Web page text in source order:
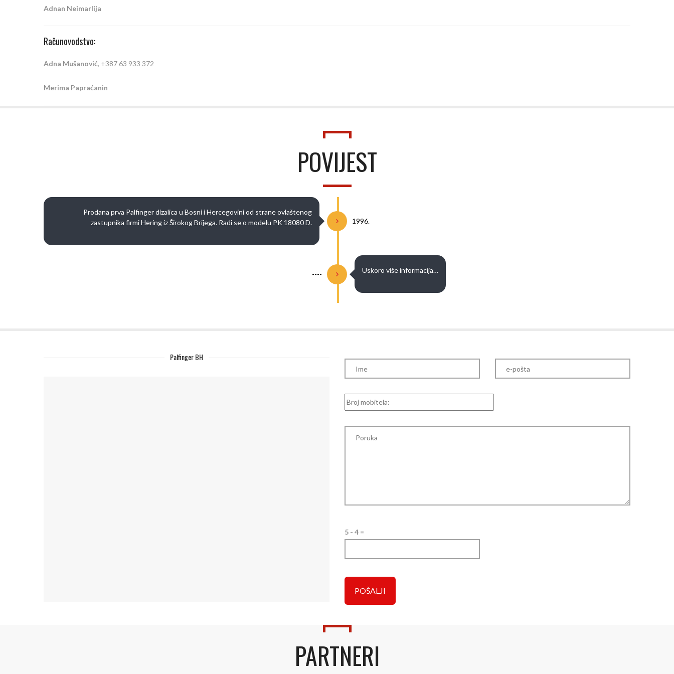
Adnan Neimarlija
Računovodstvo:
Adna Mušanović, +387 63 933 372
Merima Papraćanin
POVIJEST
Prodana prva Palfinger dizalica u Bosni i Hercegovini od strane ovlaštenog
zastupnika firmi Hering iz Širokog Brijega. Radi se o modelu PK 18080 D.
1996.
Uskoro više informacija…
----
Palfinger BH
5 - 4 =
PARTNERI